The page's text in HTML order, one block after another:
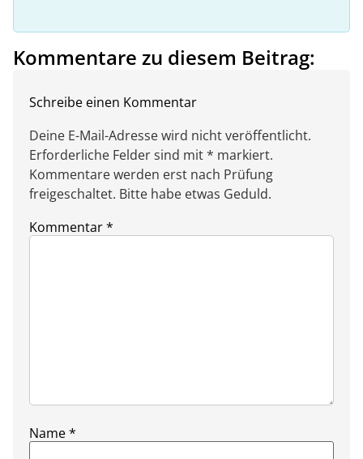
Kommentare zu diesem Beitrag:
Schreibe einen Kommentar
Deine E-Mail-Adresse wird nicht veröffentlicht.
Erforderliche Felder sind mit * markiert.
Kommentare werden erst nach Prüfung
freigeschaltet. Bitte habe etwas Geduld.
Kommentar*
Name*